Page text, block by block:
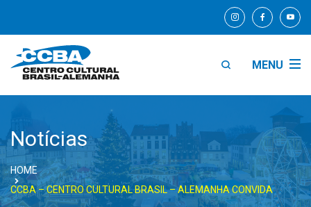
MENU
Notícias
HOME
CCBA – CENTRO CULTURAL BRASIL – ALEMANHA CONVIDA